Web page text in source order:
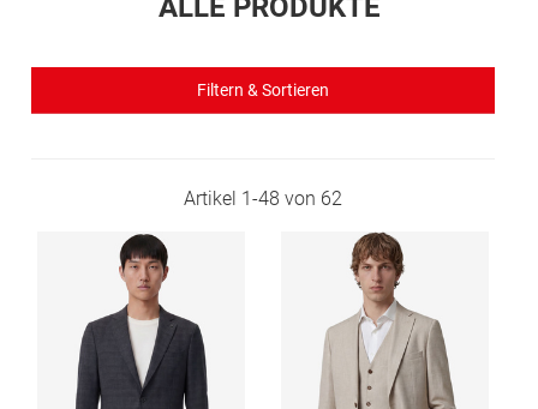
ALLE PRODUKTE
Filtern & Sortieren
Artikel 1 -48 von 62